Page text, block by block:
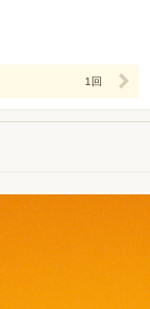
1回